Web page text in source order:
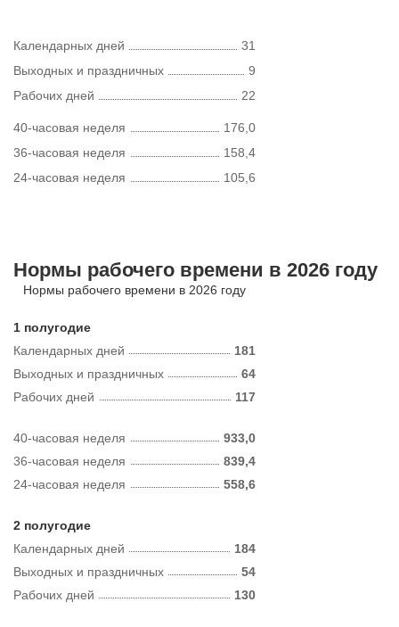
Календарных дней
31
Выходных и праздничных
9
Рабочих дней
22
40-часовая неделя
176,0
36-часовая неделя
158,4
24-часовая неделя
105,6
Нормы рабочего времени в 2026 году
Нормы рабочего времени в 2026 году
1 полугодие
Календарных дней
181
Рабочих дней 117
Выходных и праздничных 64
40-часовая неделя
933,0
36-часовая неделя
839,4
24-часовая неделя
558,6
2 полугодие
Календарных дней
184
Рабочих дней 130
Выходных и праздничных 54